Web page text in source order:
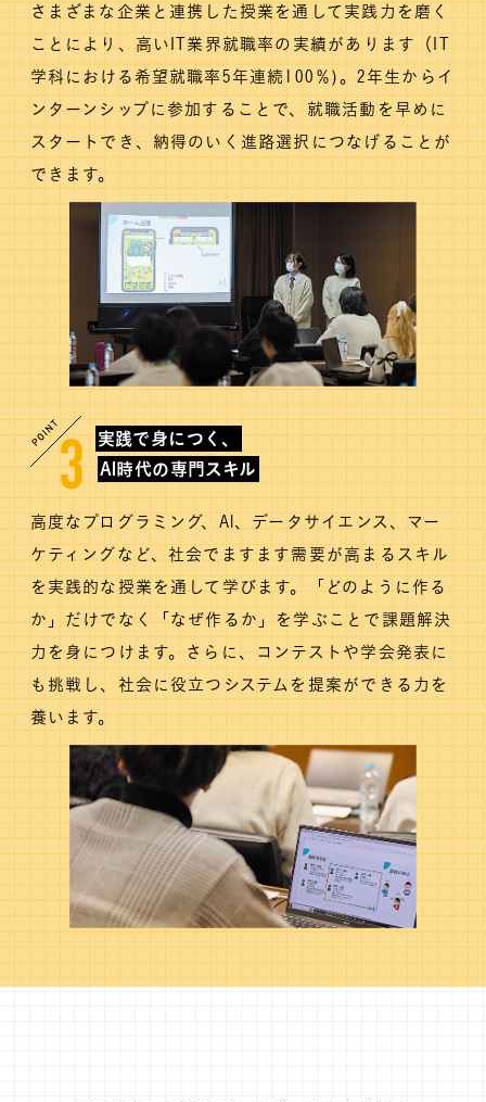
さまざまな企業と連携した授業を通して実践力を磨く
ことにより、高いIT業界就職率の実績があります（IT
学科における希望就職率5年連続100％)。2年生からイ
ンターンシップに参加することで、就職活動を早めに
スタートでき、納得のいく進路選択につなげることが
できます。
3
実践で身につく、
Al時代の専門スキル
高度なプログラミング、Al、データサイエンス、マー
ケティングなど、社会でますます需要が高まるスキル
を実践的な授業を通して学びます。「どのように作る
か」だけでなく「なぜ作るか」を学ぶことで課題解決
力を身につけます。さらに、コンテストや学会発表に
も挑戦し、社会に役立つシステムを提案ができる力を
養います。